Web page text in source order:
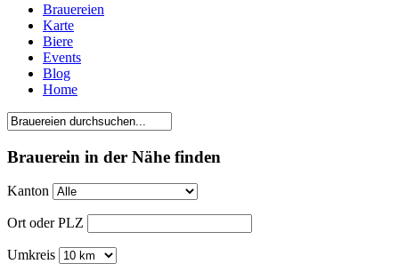
Brauereien
Karte
Biere
Events
Blog
Home
Brauerein in der Nähe finden
Kanton
Ort oder PLZ
Umkreis